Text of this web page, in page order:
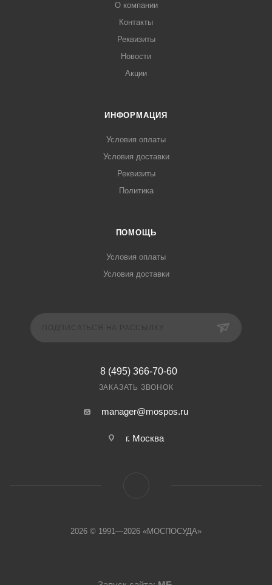
О компании
Контакты
Реквизиты
Новости
Акции
ИНФОРМАЦИЯ
Условия оплаты
Условия доставки
Реквизиты
Политика
ПОМОЩЬ
Условия оплаты
Условия доставки
8 (495) 366-70-60
ЗАКАЗАТЬ ЗВОНОК
manager@mospos.ru
г. Москва
2026 © 1991—2026 «МОСПОСУДА»